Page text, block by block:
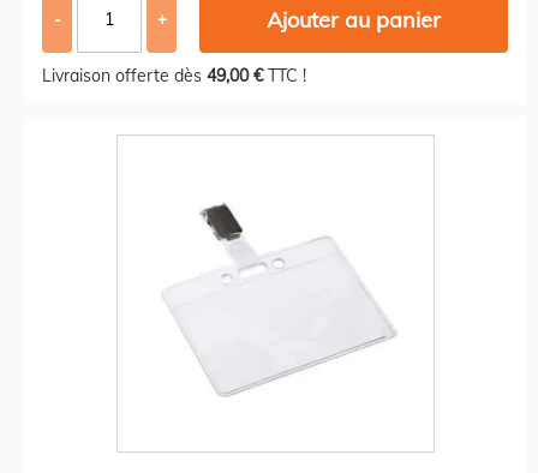
- + Ajouter au panier
Livraison offerte dès 49,00 €TTC !